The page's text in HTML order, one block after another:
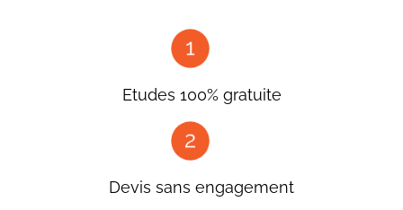
Etudes 100% gratuite
Devis sans engagement